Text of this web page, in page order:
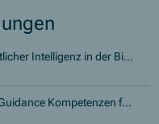
Intelligenz in der Bild
Kompetenzen für